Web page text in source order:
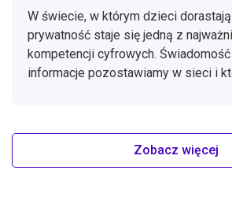
Zobacz więcej
W świecie, w którym dzieci
prywatność staje się jedną z
kompetencji cyfrowych.
informacje pozostawiamy w sieci i